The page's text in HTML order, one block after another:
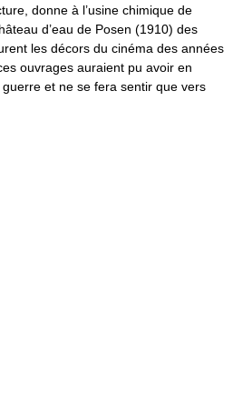
donne à l’usine chimique de
d’eau de Posen (1910) des
les décors du cinéma des années
ouvrages auraient pu avoir en
et ne se fera sentir que vers